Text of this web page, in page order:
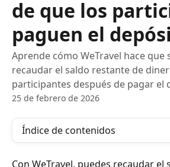
de que los
paguen el
Aprende cómo WeTravel hace que
recaudar el saldo restante de
participantes después de pagar el
25 de febrero de 2026
Índice de contenidos
Con WeTravel, puedes recaudar el